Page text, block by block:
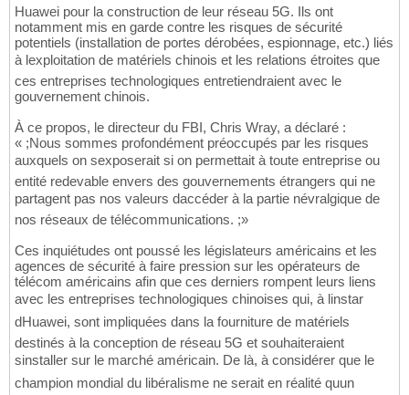
Huawei pour la construction de leur réseau 5G. Ils ont
notamment mis en garde contre les risques de sécurité
potentiels (installation de portes dérobées, espionnage, etc.) liés
à lexploitation de matériels chinois et les relations étroites que
ces entreprises technologiques entretiendraient avec le
gouvernement chinois.
À ce propos, le directeur du FBI, Chris Wray, a déclaré :
« ;Nous sommes profondément préoccupés par les risques
auxquels on sexposerait si on permettait à toute entreprise ou
entité redevable envers des gouvernements étrangers qui ne
partagent pas nos valeurs daccéder à la partie névralgique de
nos réseaux de télécommunications. ;»
Ces inquiétudes ont poussé les législateurs américains et les
agences de sécurité à faire pression sur les opérateurs de
télécom américains afin que ces derniers rompent leurs liens
avec les entreprises technologiques chinoises qui, à linstar
dHuawei, sont impliquées dans la fourniture de matériels
destinés à la conception de réseau 5G et souhaiteraient
sinstaller sur le marché américain. De là, à considérer que le
champion mondial du libéralisme ne serait en réalité quun